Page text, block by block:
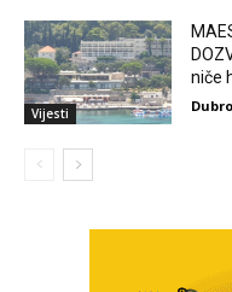
Vijesti
niče